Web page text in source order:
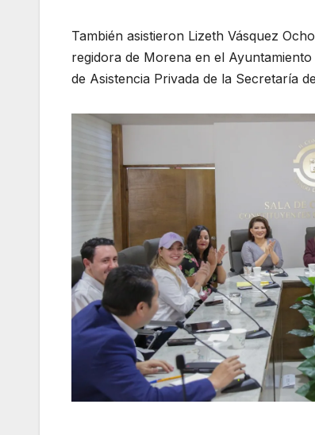
También asistieron Lizeth Vásquez
regidora de Morena en el
de Asistencia Privada de la Secretaría